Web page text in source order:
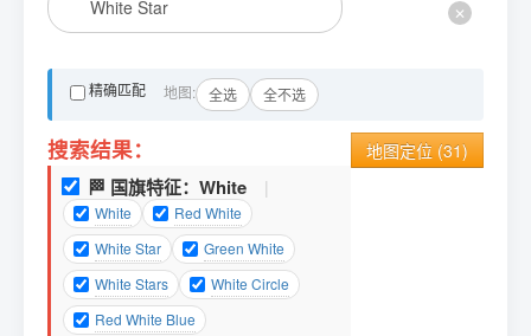
✕
精确匹配 地图: 全选 全不选
地图定位 (31)
搜索结果：
🏁 国旗特征： White |
White
Red White
White Star
Green White
White Stars
White Circle
Red White Blue